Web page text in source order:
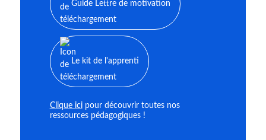
Guide Lettre de motivation
Le kit de l'apprenti
Clique icipour découvrir toutes nos
ressources pédagogiques !